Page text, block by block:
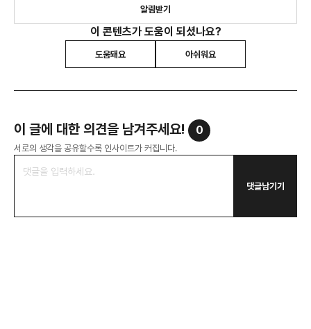
알림받기
이 콘텐츠가 도움이 되셨나요?
도움돼요 아쉬워요
이 글에 대한 의견을 남겨주세요! 0
서로의 생각을 공유할수록 인사이트가 커집니다.
댓글남기기